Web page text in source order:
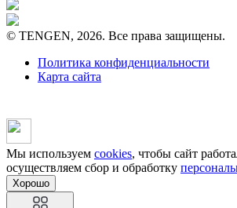
© TENGEN, 2026. Все права защищены.
Политика конфиденциальности
Карта сайта
Мы используем cookies, чтобы сайт
осуществляем сбор и обработку
Хорошо